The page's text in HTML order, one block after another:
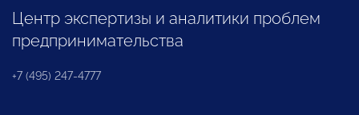
Центр экспертизы и аналитики проблем
предпринимательства
+7 (495) 247-4777